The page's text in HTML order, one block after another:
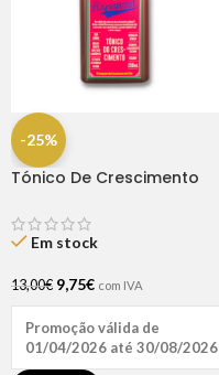
-25%
Tónico De Crescimento
Em stock
13,00€ 9,75€ com IVA
Promoção válida de
01/04/2026 até 30/08/2026